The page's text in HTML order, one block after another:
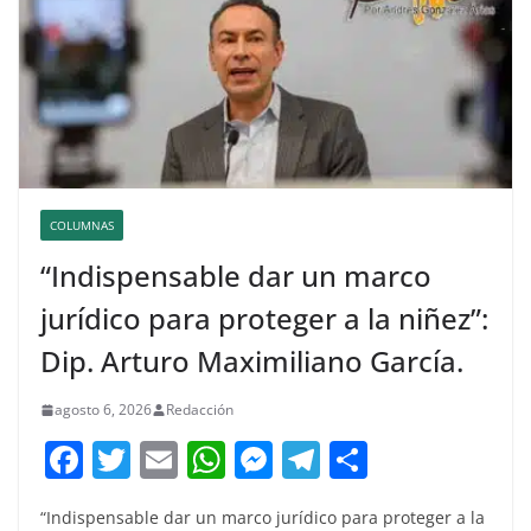
COLUMNAS
“Indispensable dar un marco
jurídico para proteger a la niñez”:
Dip. Arturo Maximiliano García.
agosto 6, 2026 Redacción
F T
w
E W M
e
T
“Indispensable dar un marco jurídico para proteger a la